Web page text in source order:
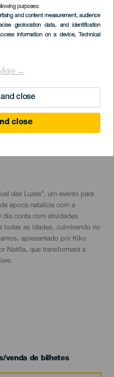
purposes:
and content measurement, audience
geolocation data, and identification
information on a device, Technical
→
close
close
das Luzes", um evento para
época natalícia com a
dia conta com atividades
todas as idades, culminando no
apresentado por Kiko
Natilla, que transformará a
venda de bilhetes